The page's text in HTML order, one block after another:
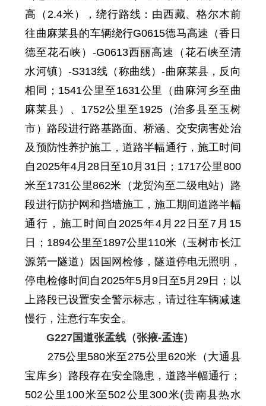
高（ 2.4米） ，绕行路线：由西藏、格尔木前
往曲麻莱县的车辆绕行G0615德马高速（香日
德至花石峡）-G0613西丽高速（花石峡至清
水河镇）-S313线（称曲线）-曲麻莱县，反向
相同 ；1541公里至1631公里
（曲麻河乡至曲
麻莱县）、1752公里至1925（治多县至玉树
市）路段进行路基路面、桥涵、交安病害处治
及预防性养护施工，道路半幅通行，施工时间
自2025年4月28日至10月31日 ； 1717公里800
米至1731公里862米 （龙贸沟至二级电站）路
段进行防护网和挡墙施工，施工期间道路半幅
通行，施工时间自 2025年4月22日至7月15
日 ；1894公里至1897公里110米 （玉树市长江
源第一隧道）
因国网检修，隧道停电无照明，
停电检修时间自 2025年5月9日至5月29日 ； 以
上路段已设置安全警示标志，请过往车辆减速
慢行，注意行车安全。
G227国道张孟线（张掖-孟连）
275公里580米至275公里 620米（大通县
宝库乡）路段存在安全隐患，道路半幅通行；
502公里 100米至502公里300米(贵南县热水